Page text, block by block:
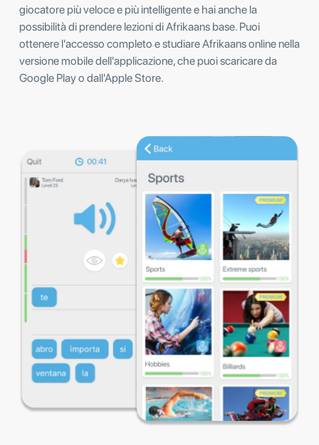
giocatore più veloce e più intelligente e hai anche la
possibilità di prendere lezioni di Afrikaans base. Puoi
ottenere l'accesso completo e studiare Afrikaans online nella
versione mobile dell'applicazione, che puoi scaricare da
Google Play o dall'Apple Store.